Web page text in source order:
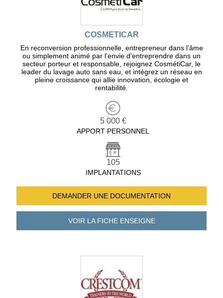
COSMETICAR
En reconversion professionnelle, entrepreneur dans l’âme
ou simplement animé par l’envie d’entreprendre dans un
secteur porteur et responsable, rejoignez CosmétiCar, le
leader du lavage auto sans eau, et intégrez un réseau en
pleine croissance qui allie innovation, écologie et
rentabilité.
5 000 €
APPORT PERSONNEL
105
IMPLANTATIONS
DEMANDER UNE DOCUMENTATION
VOIR LA FICHEENSEIGNE